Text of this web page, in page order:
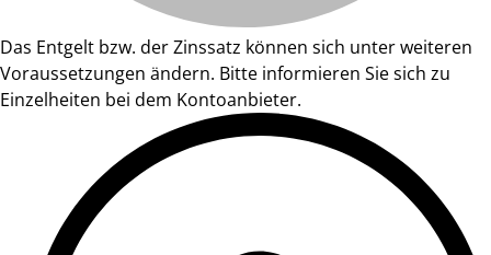
Das Entgelt bzw. der Zinssatz können sich unter weiteren
Voraussetzungen ändern. Bitte informieren Sie sich zu
Einzelheiten bei dem Kontoanbieter.